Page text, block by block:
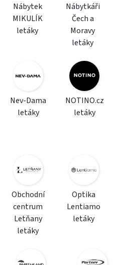
Nábytek
MIKULÍK
letáky
Nábytkáři
Čech a
Moravy
letáky
Nev-Dama
letáky
NOTINO.cz
letáky
Obchodní
centrum
Letňany
letáky
Optika
Lentiamo
letáky